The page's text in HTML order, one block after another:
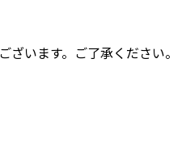
います。ご了承ください。